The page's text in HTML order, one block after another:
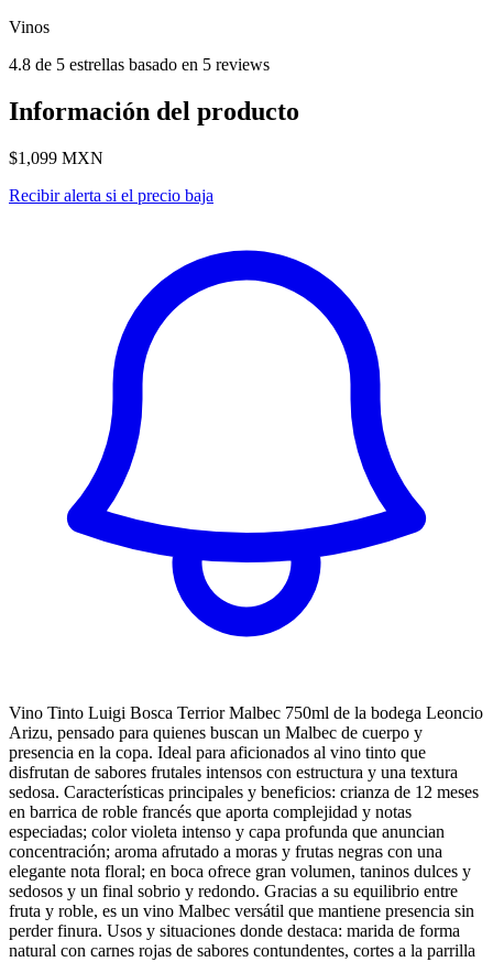
Vinos
4.8 de 5 estrellas basado en 5 reviews
Información del producto
$1,099 MXN
Recibir alerta si el precio baja
Vino Tinto Luigi Bosca Terrior Malbec 750ml de la bodega Leoncio
Arizu, pensado para quienes buscan un Malbec de cuerpo y
presencia en la copa. Ideal para aficionados al vino tinto que
disfrutan de sabores frutales intensos con estructura y una textura
sedosa. Características principales y beneficios: crianza de 12 meses
en barrica de roble francés que aporta complejidad y notas
especiadas; color violeta intenso y capa profunda que anuncian
concentración; aroma afrutado a moras y frutas negras con una
elegante nota floral; en boca ofrece gran volumen, taninos dulces y
sedosos y un final sobrio y redondo. Gracias a su equilibrio entre
fruta y roble, es un vino Malbec versátil que mantiene presencia sin
perder finura. Usos y situaciones donde destaca: marida de forma
natural con carnes rojas de sabores contundentes, cortes a la parrilla